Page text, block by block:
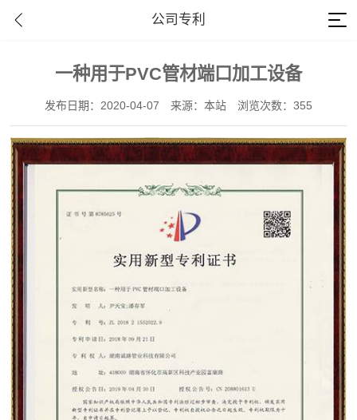
公司专利
一种用于PVC管材端口加工设备
发布日期：2020-04-07 来源：本站 浏览次数：355